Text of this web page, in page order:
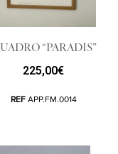
“PARADIS”
225,00€
REF APP.FM.0014